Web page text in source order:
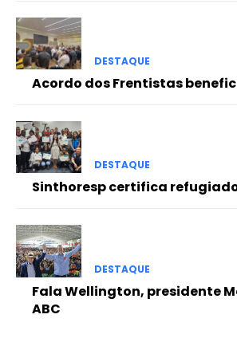
DESTAQUE
Acordo dos Frentistas
DESTAQUE
Sinthoresp certifica
DESTAQUE
Fala Wellington, presidente
ABC